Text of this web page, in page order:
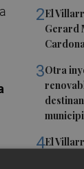
2El
Gerard
3Otra
4El
la